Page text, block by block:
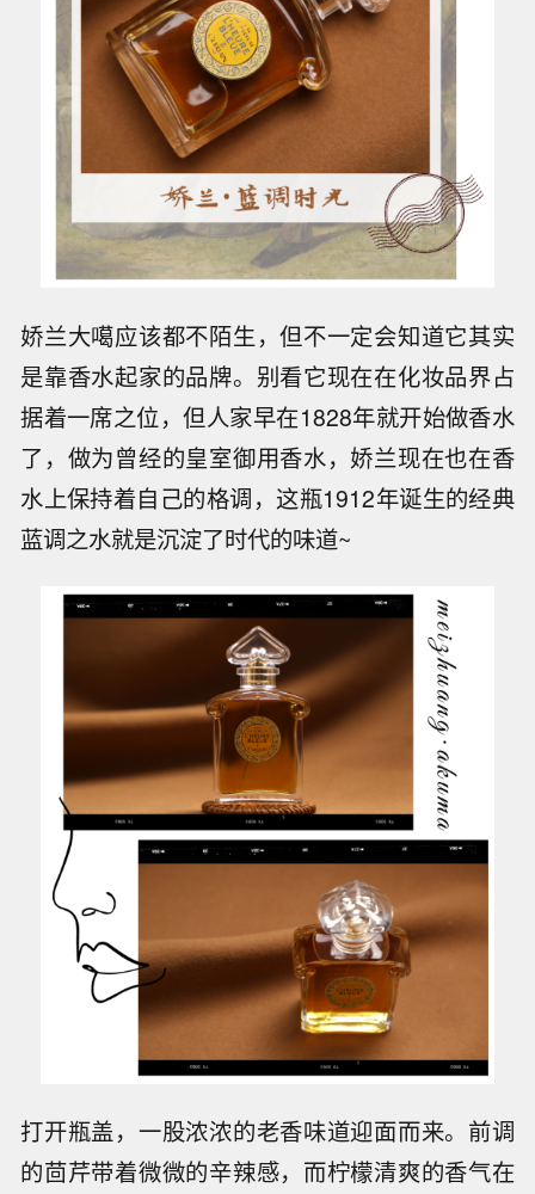
娇兰大噶应该都不陌生，但不一定会知道它其实
是靠香水起家的品牌。别看它现在在化妆品界占
据着一席之位，但人家早在1828年就开始做香水
了，做为曾经的皇室御用香水，娇兰现在也在香
水上保持着自己的格调，这瓶1912年诞生的经典
蓝调之水就是沉淀了时代的味道~
打开瓶盖，一股浓浓的老香味道迎面而来。前调
的茴芹带着微微的辛辣感，而柠檬清爽的香气在